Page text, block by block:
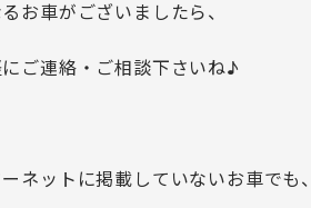
お車がございましたら、
ご連絡・ご相談下さいね♪
ネットに掲載していないお車でも、